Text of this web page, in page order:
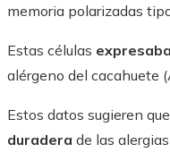
memoria polarizadas
Estas células
alérgeno del cacahuete
Estos datos sugieren
duradera de las